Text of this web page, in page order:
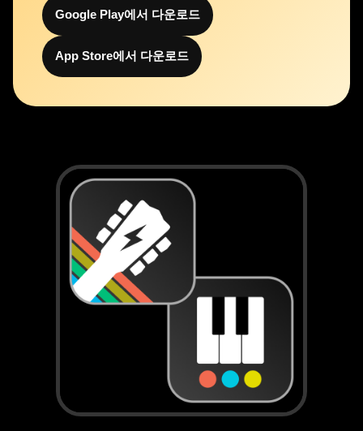
Google Play에서 다운로드
App Store에서 다운로드